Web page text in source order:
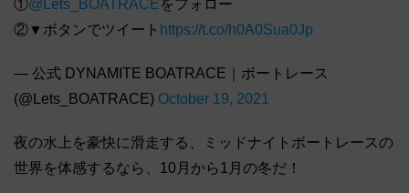
①@Lets_BOATRACEをフォロー
②▼ボタンでツイート https://t.co/h0A0Sua0Jp
— 公式 DYNAMITE BOATRACE｜ボートレース
(@Lets_BOATRACE) October 19, 2021
夜の水上を豪快に滑走する、ミッドナイトボートレースの
世界を体感するなら、10月から1月の冬だ！